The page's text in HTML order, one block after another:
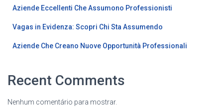
Aziende Eccellenti Che Assumono Professionisti
Vagas in Evidenza: Scopri Chi Sta Assumendo
Aziende Che Creano Nuove Opportunità Professionali
Recent Comments
Nenhum comentário para mostrar.